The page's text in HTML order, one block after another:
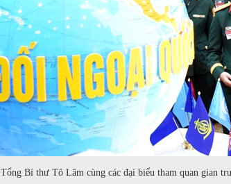
Tổng Bí thư Tô Lâm cùng các đại biểu tham quan gian